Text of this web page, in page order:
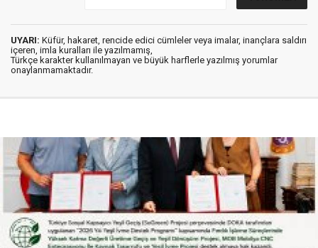
UYARI: Küfür, hakaret, rencide edici cümleler veya imalar, inançlara saldırı
içeren, imla kuralları ile yazılmamış,
Türkçe karakter kullanılmayan ve büyük harflerle yazılmış yorumlar
onaylanmamaktadır.